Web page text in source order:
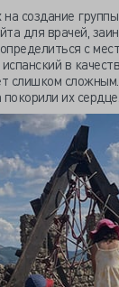
на создание
для врачей,
с
в
слишком
их сердце.